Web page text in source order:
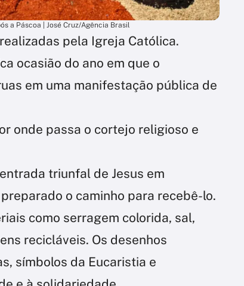
a Páscoa | José Cruz/Agência Brasil
pela Igreja Católica.
ocasião do ano em que o
em uma manifestação pública de
onde passa o cortejo religioso e
triunfal de Jesus em
o caminho para recebê-lo.
como serragem colorida, sal,
recicláveis. Os desenhos
símbolos da Eucaristia e